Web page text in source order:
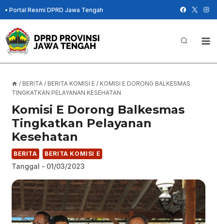
Skip
to
content
• Portal Resmi DPRD Jawa Tengah
/ BERITA / BERITA KOMISI E / KOMISI E DORONG BALKESMAS
TINGKATKAN PELAYANAN KESEHATAN
Komisi E Dorong Balkesmas
Tingkatkan Pelayanan
Kesehatan
BERITA BERITA KOMISI E
Tanggal - 01/03/2023